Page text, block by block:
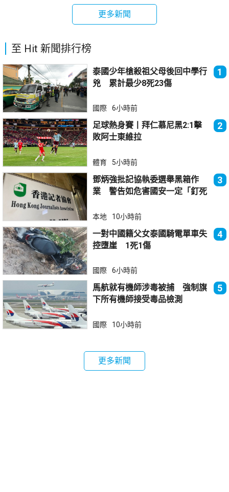
更多新聞
至 Hit 新聞排行榜
泰國少年槍殺祖父母後回中學行
兇 累計最少8死23傷
1
國際 6小時前
足球熱身賽丨拜仁慕尼黑2:1擊
敗阿士東維拉
2
體育 5小時前
鄧炳強批記協執委選舉黑箱作
業 警告如危害國安一定「釘死
3
本地 10小時前
一對中國籍父女泰國騎電單車失
控墮崖 1死1傷
4
國際 6小時前
馬航就有機師涉毒被捕 強制旗
下所有機師接受毒品檢測
5
國際 10小時前
更多新聞